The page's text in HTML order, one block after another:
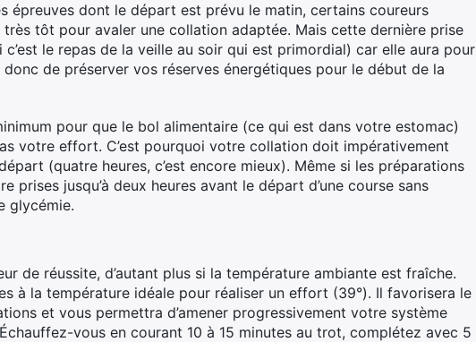
épreuves dont le départ est prévu le matin, certains coureurs
tôt pour avaler une collation adaptée. Mais cette dernière prise
le repas de la veille au soir qui est primordial) car elle aura pour
de préserver vos réserves énergétiques pour le début de la
pour que le bol alimentaire (ce qui est dans votre estomac)
votre effort. C’est pourquoi votre collation doit impérativement
(quatre heures, c’est encore mieux). Même si les préparations
prises jusqu’à deux heures avant le départ d’une course sans
glycémie.
de réussite, d’autant plus si la température ambiante est fraîche.
à la température idéale pour réaliser un effort (39°). Il favorisera le
et vous permettra d’amener progressivement votre système
vous en courant 10 à 15 minutes au trot, complétez avec 5